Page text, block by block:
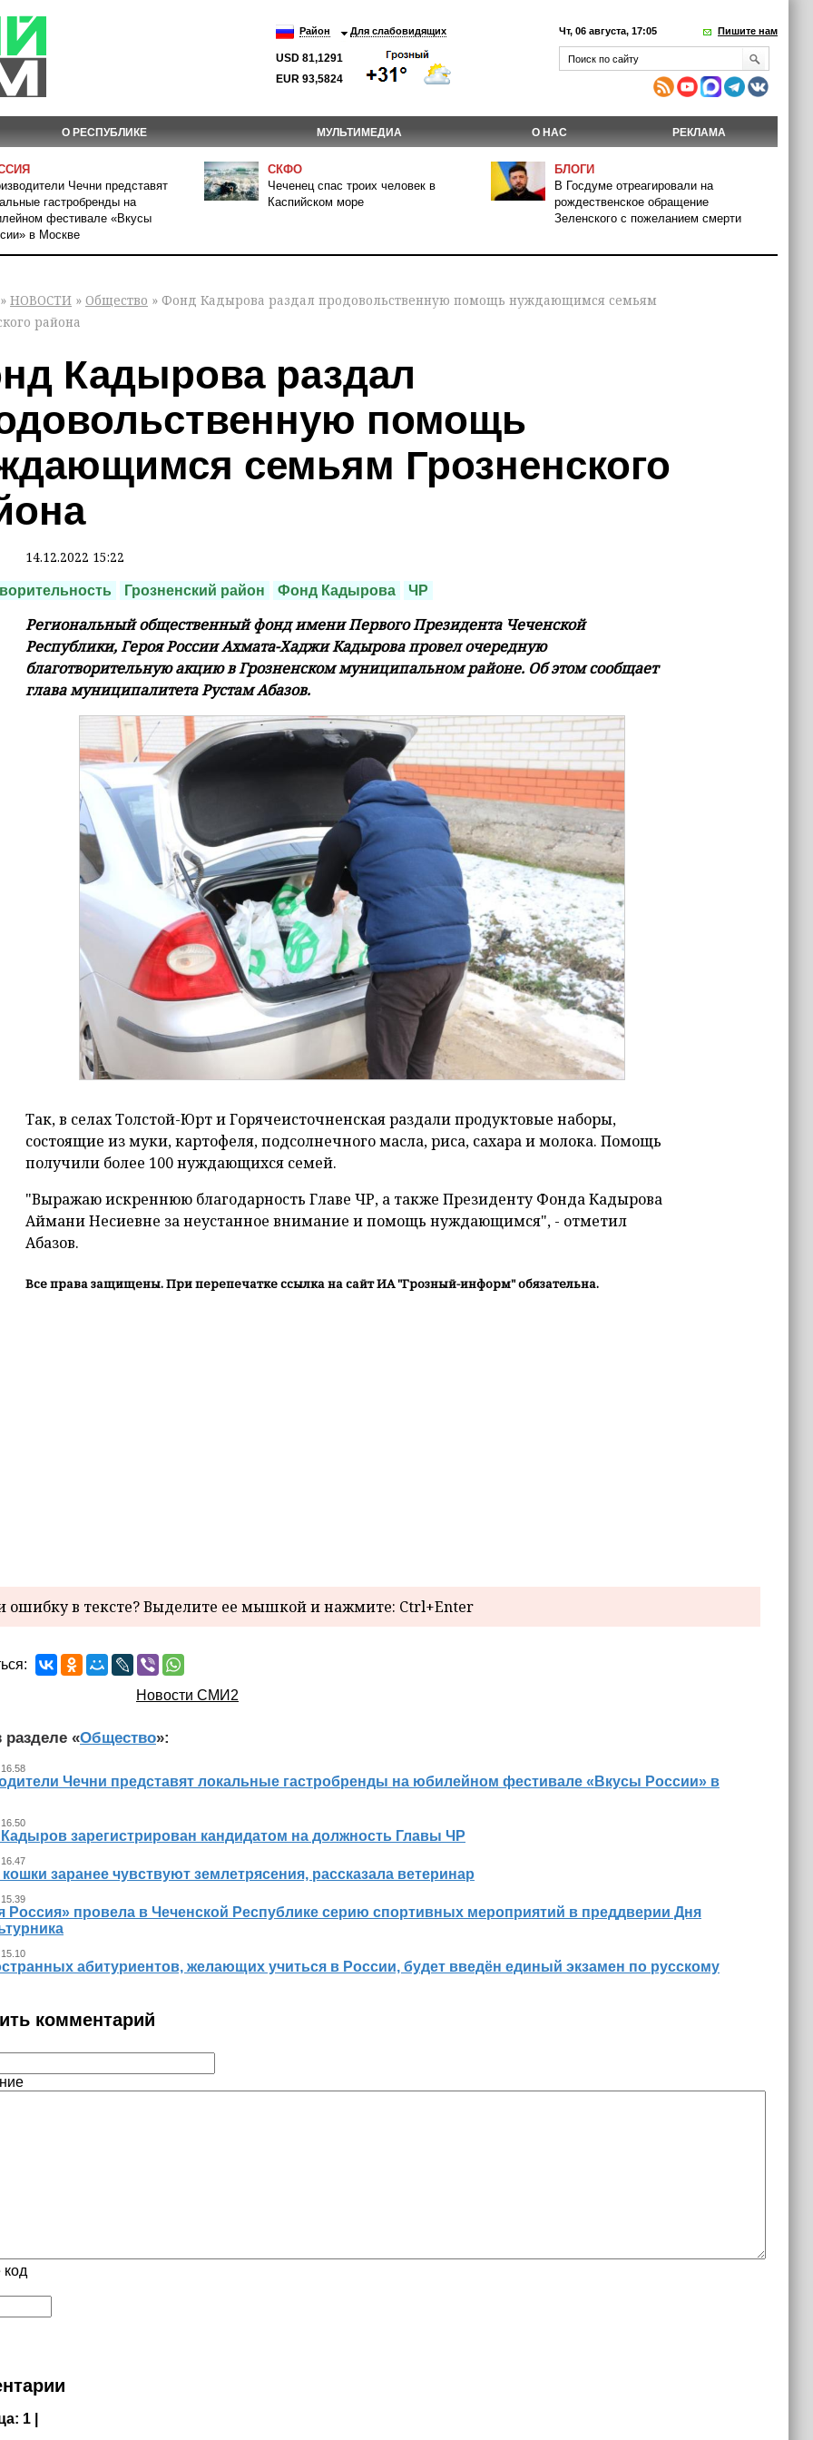
Район Для слабовидящих
USD 81,1291
EUR 93,5824
Чт, 06 августа, 17:05 Пишите нам
О РЕСПУБЛИКЕ МУЛЬТИМЕДИА О НАС РЕКЛАМА
Чечни представят
гастробренды на
фестивале «Вкусы
в Москве
СКФО
Чеченец спас троих человек в
Каспийском море
БЛОГИ
В Госдуме отреагировали на
рождественское обращение
Зеленского с пожеланием смерти
» НОВОСТИ » Общество » Фонд Кадырова раздал продовольственную помощь нуждающимся семьям
района
Кадырова раздал
помощь
семьям Грозненского
14.12.2022 15:22
Грозненский район Фонд Кадырова ЧР
Региональный общественный фонд имени Первого Президента Чеченской
Республики, Героя России Ахмата-Хаджи Кадырова провел очередную
благотворительную акцию в Грозненском муниципальном районе. Об этом сообщает
глава муниципалитета Рустам Абазов.
Так, в селах Толстой-Юрт и Горячеисточненская раздали продуктовые наборы,
состоящие из муки, картофеля, подсолнечного масла, риса, сахара и молока. Помощь
получили более 100 нуждающихся семей.
"Выражаю искреннюю благодарность Главе ЧР, а также Президенту Фонда Кадырова
Аймани Несиевне за неустанное внимание и помощь нуждающимся", - отметил
Абазов. ⠀
Все права защищены. При перепечатке ссылка на сайт ИА "Грозный-информ" обязательна.
в тексте? Выделите ее мышкой и нажмите: Ctrl+Enter
Новости СМИ2
разделе «Общество»:
Чечни представят локальные гастробренды на юбилейном фестивале «Вкусы России» в
зарегистрирован кандидатом на должность Главы ЧР
заранее чувствуют землетрясения, рассказала ветеринар
Россия» провела в Чеченской Республике серию спортивных мероприятий в преддверии Дня
абитуриентов, желающих учиться в России, будет введён единый экзамен по русскому
комментарий
код
1 |